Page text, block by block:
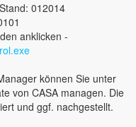
012014
anklicken -
können Sie unter
von CASA managen. Die
und ggf. nachgestellt.